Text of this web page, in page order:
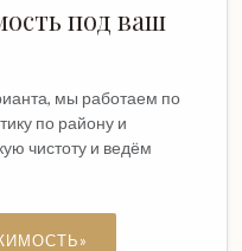
под ваш
мы работаем по
по району и
чистоту и ведём